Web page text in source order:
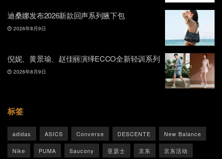
迪桑娜发布2026新款回声系列腋下包
2026年8月9日
倪妮、黄景瑜、赵佳丽演绎ECCO全新轻训系列
2026年8月9日
标签
adidas ASICS Converse DESCENTE New Balance
Nike PUMA Saucony 亚瑟士 京东 京东活动